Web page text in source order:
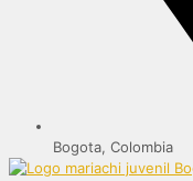
Bogota, Colombia